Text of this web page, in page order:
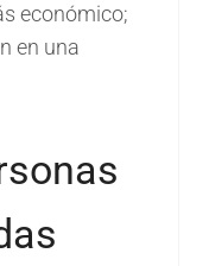
económico;
en una